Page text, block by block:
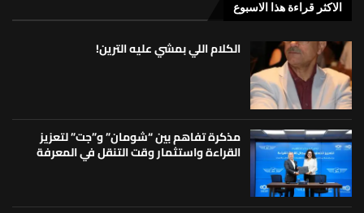
الاكثر قراءة هذا الاسبوع
الكلام اللي بمشي عليه الترين!
مذكرة تفاهم بين “شومان” و”جت” لتعزيز
القراءة واستثمار وقت التنقل في المعرفة